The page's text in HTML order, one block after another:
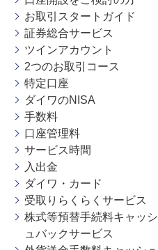
お取引スタートガイド
証券総合サービス
ツインアカウント
2つのお取引コース
特定口座
ダイワのNISA
手数料
口座管理料
サービス時間
入出金
ダイワ・カード
受取りらくらくサービス
株式等預替手続料キャッシ
ュバックサービス